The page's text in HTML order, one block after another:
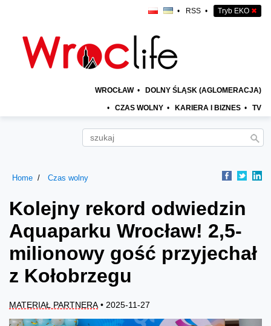
• RSS • Tryb EKO ✖
WROCŁAW • DOLNY ŚLĄSK (AGLOMERACJA)
• CZAS WOLNY • KARIERA I BIZNES • TV
Home Czas wolny
Kolejny rekord odwiedzin
Aquaparku Wrocław! 2,5-
milionowy gość przyjechał
z Kołobrzegu
MATERIAŁ PARTNERA• 2025-11-27